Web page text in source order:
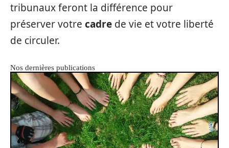
tribunaux feront la différence pour
préserver votre cadre de vie et votre liberté
de circuler.
Nos dernières publications